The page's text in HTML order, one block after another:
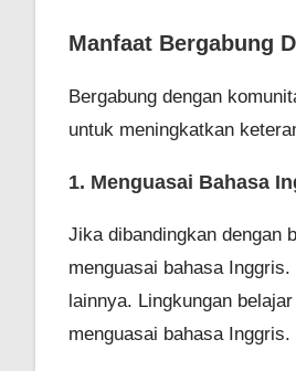
Manfaat Bergabung
Bergabung dengan
untuk meningkatkan
1. Menguasai Bahasa
Jika dibandingkan dengan
menguasai bahasa
lainnya. Lingkungan
menguasai bahasa Inggris.